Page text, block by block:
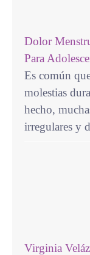
Dolor
Para
Es común
molestias
hecho,
irregulares y
Virginia